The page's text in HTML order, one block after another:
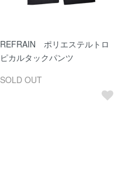
REFRAIN ポリエステルトロ
ピカルタックパンツ
SOLD OUT